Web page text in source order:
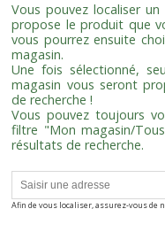
Vous pouvez localiser
propose le produit que
vous pourrez ensuite
magasin.
Une fois sélectionné,
magasin vous seront
de recherche !
Vous pouvez toujours
filtre "Mon magasin/
résultats de recherche.
Afin de vous localiser, assurez-vous de